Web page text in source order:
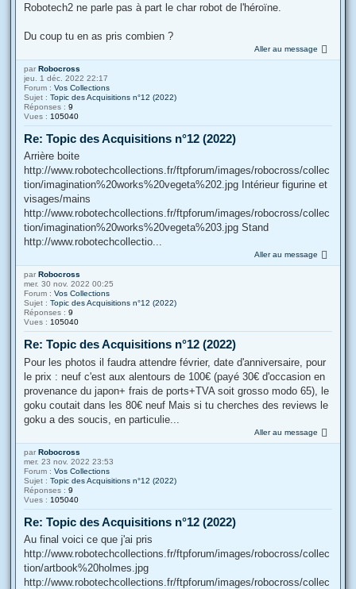
Robotech2 ne parle pas à part le char robot de l'héroïne.
Du coup tu en as pris combien ?
Aller au message
par Robocross
jeu. 1 déc. 2022 22:17
Forum : Vos Collections
Sujet : Topic des Acquisitions n°12 (2022)
Réponses : 9
Vues : 105040
Re: Topic des Acquisitions n°12 (2022)
Arrière boite
http://www.robotechcollections.fr/ftpforum/images/robocross/collec
tion/imagination%20works%20vegeta%202.jpg Intérieur figurine et
visages/mains
http://www.robotechcollections.fr/ftpforum/images/robocross/collec
tion/imagination%20works%20vegeta%203.jpg Stand
http://www.robotechcollectio...
Aller au message
par Robocross
mer. 30 nov. 2022 00:25
Forum : Vos Collections
Sujet : Topic des Acquisitions n°12 (2022)
Réponses : 9
Vues : 105040
Re: Topic des Acquisitions n°12 (2022)
Pour les photos il faudra attendre février, date d'anniversaire, pour
le prix : neuf c'est aux alentours de 100€ (payé 30€ d'occasion en
provenance du japon+ frais de ports+TVA soit grosso modo 65), le
goku coutait dans les 80€ neuf Mais si tu cherches des reviews le
goku a des soucis, en particulie...
Aller au message
par Robocross
mer. 23 nov. 2022 23:53
Forum : Vos Collections
Sujet : Topic des Acquisitions n°12 (2022)
Réponses : 9
Vues : 105040
Re: Topic des Acquisitions n°12 (2022)
Au final voici ce que j'ai pris
http://www.robotechcollections.fr/ftpforum/images/robocross/collec
tion/artbook%20holmes.jpg
http://www.robotechcollections.fr/ftpforum/images/robocross/collec